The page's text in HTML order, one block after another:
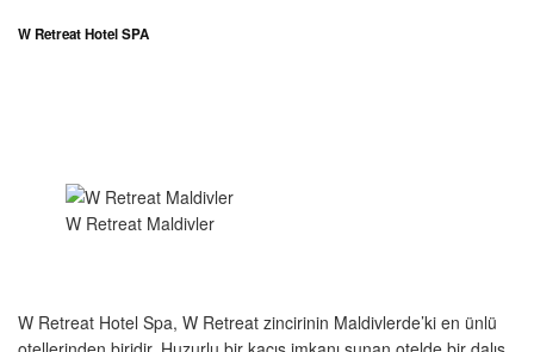
W Retreat Hotel SPA
W Retreat Maldivler
W Retreat Hotel Spa, W Retreat zincirinin Maldivlerde’ki en ünlü